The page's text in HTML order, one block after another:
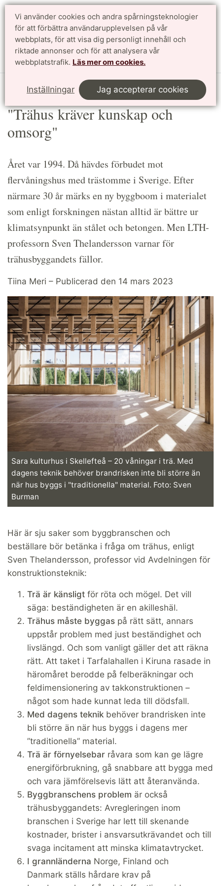
Vi använder cookies och andra spårningsteknologier
för att förbättra användarupplevelsen på vår
webbplats, för att visa dig personligt innehåll och
riktade annonser och för att analysera vår
webbplatstrafik. Läs mer om cookies.
Inställningar Jag accepterar cookies
Sök
"Trähus kräver kunskap och
omsorg"
Året var 1994. Då hävdes förbudet mot
flervåningshus med trästomme i Sverige. Efter
närmare 30 år märks en ny byggboom i materialet
som enligt forskningen nästan alltid är bättre ur
klimatsynpunkt än stålet och betongen. Men LTH-
professorn Sven Thelandersson varnar för
trähusbyggandets fällor.
Tiina Meri – Publicerad den 14 mars 2023
Sara kulturhus i Skellefteå – 20 våningar i trä. Med
dagens teknik behöver brandrisken inte bli större än
när hus byggs i "traditionella" material. Foto: Sven
Burman
Här är sju saker som byggbranschen och
beställare bör betänka i fråga om trähus, enligt
Sven Thelandersson, professor vid Avdelningen för
konstruktionsteknik:
Trä är känsligt för röta och mögel. Det vill
säga: beständigheten är en akilleshäl.
Trähus måste byggas på rätt sätt, annars
uppstår problem med just beständighet och
livslängd. Och som vanligt gäller det att räkna
rätt. Att taket i Tarfalahallen i Kiruna rasade in
häromåret berodde på felberäkningar och
feldimensionering av takkonstruktionen –
något som hade kunnat leda till dödsfall.
Med dagens teknik behöver brandrisken inte
bli större än när hus byggs i dagens mer
”traditionella” material.
Trä är förnyelsebar råvara som kan ge lägre
energiförbrukning, gå snabbare att bygga med
och vara jämförelsevis lätt att återanvända.
Byggbranschens problem är också
trähusbyggandets: Avregleringen inom
branschen i Sverige har lett till skenande
kostnader, brister i ansvarsutkrävandet och till
svaga incitament att minska klimatavtrycket.
I grannländerna Norge, Finland och
Danmark ställs hårdare krav på